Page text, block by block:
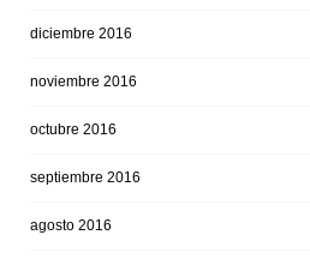
diciembre 2016
noviembre 2016
octubre 2016
septiembre 2016
agosto 2016